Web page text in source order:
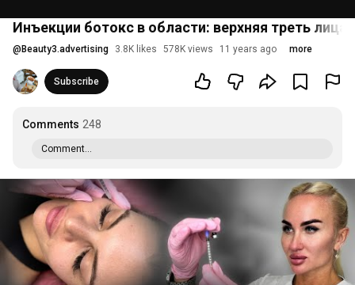
Инъекции ботокс в области: верхняя треть
@ Beauty3.advertising 3.8K likes 578K views 11 years ago more
Subscribe
Comments 248
Comment...